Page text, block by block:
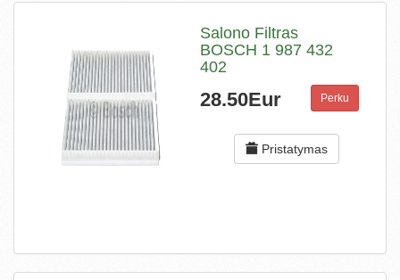
Salono Filtras
BOSCH 1 987 432
402
28.50Eur Perku
Pristatymas